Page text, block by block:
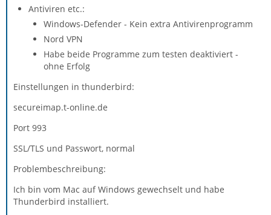
Antiviren etc.:
Windows-Defender - Kein extra Antivirenprogramm
Nord VPN
Habe beide Programme zum testen deaktiviert -
ohne Erfolg
Einstellungen in thunderbird:
secureimap.t-online.de
Port 993
SSL/TLS und Passwort, normal
Problembeschreibung:
Ich bin vom Mac auf Windows gewechselt und habe
Thunderbird installiert.